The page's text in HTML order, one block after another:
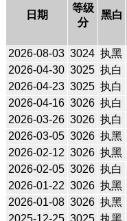
日期
等级
分
黑白
2026-08-03 3024 执黑
2026-04-30 3025 执白
2026-04-23 3025 执白
2026-04-16 3026 执白
2026-03-26 3026 执白
2026-03-05 3026 执黑
2026-02-12 3026 执黑
2026-02-05 3026 执白
2026-01-22 3026 执黑
2026-01-08 3026 执黑
2025-12-25 3025 执黑